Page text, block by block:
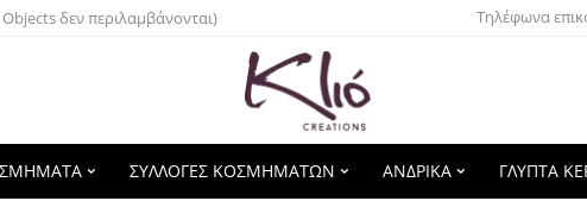
δεν περιλαμβάνονται) Τηλέφωνα
ΣΥΛΛΟΓΕΣ ΚΟΣΜΗΜΑΤΩΝ ΑΝΔΡΙΚΑ ΓΛΥΠΤΑ